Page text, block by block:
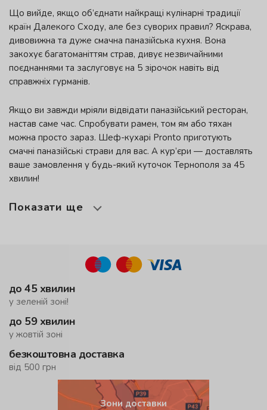
Що вийде, якщо об’єднати найкращі кулінарні традиції
країн Далекого Сходу, але без суворих правил? Яскрава,
дивовижна та дуже смачна паназійська кухня. Вона
закохує багатоманіттям страв, дивує незвичайними
поєднаннями та заслуговує на 5 зірочок навіть від
справжніх гурманів.
Якщо ви завжди мріяли відвідати паназійський ресторан,
настав саме час. Спробувати рамен, том ям або тяхан
можна просто зараз. Шеф-кухарі Pronto приготують
смачні паназійські страви для вас. А кур’єри — доставлять
ваше замовлення у будь-який куточок Тернополя за 45
хвилин!
Показати ще
до 45 хвилин
у зеленій зоні!
до 59 хвилин
у жовтій зоні
безкоштовна доставка
від 500 грн
Зони доставки